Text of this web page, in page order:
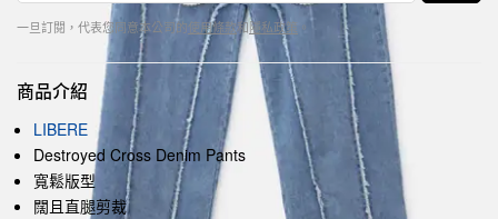
一旦訂閱，代表您同意本公司的使用條款和隱私政策 。
商品介紹
LIBERE
Destroyed Cross Denim Pants
寬鬆版型
闊且直腿剪裁